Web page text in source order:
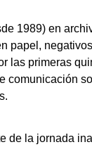
1989) en
papel,
las primeras
de la jornada